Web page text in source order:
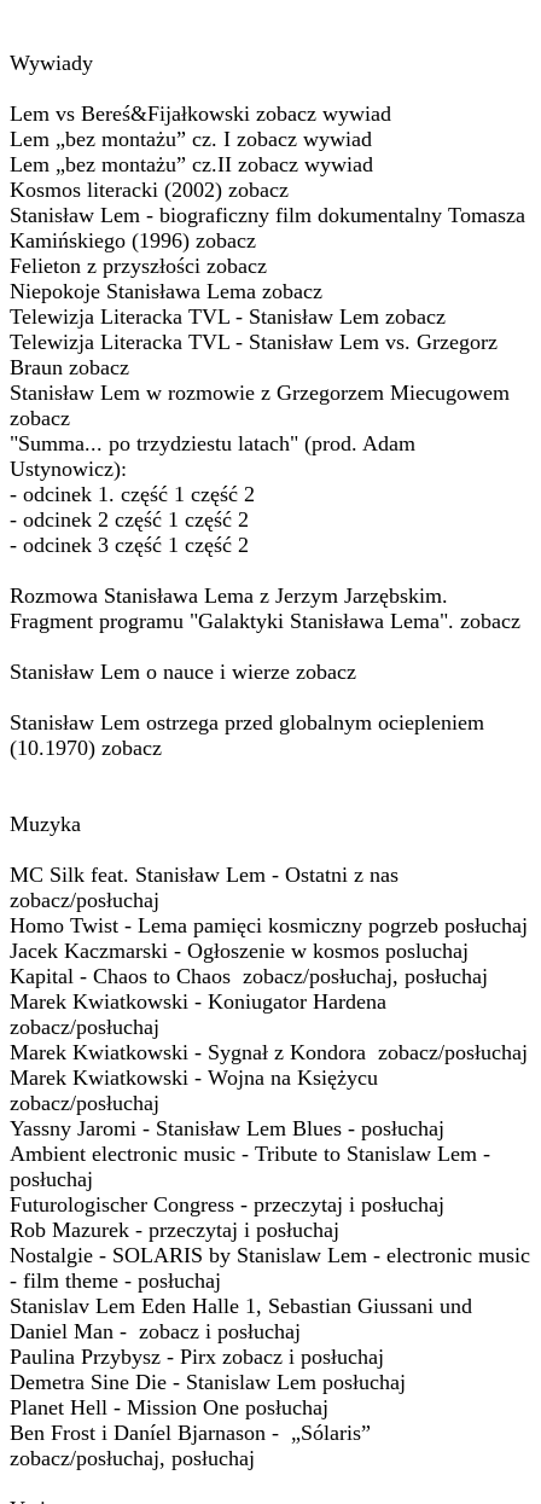
Wywiady
Lem vs Bereś&Fijałkowski zobacz wywiad
Lem „bez montażu” cz. I zobacz wywiad
Lem „bez montażu” cz.II zobacz wywiad
Kosmos literacki (2002) zobacz
Stanisław Lem - biograficzny film dokumentalny Tomasza
Kamińskiego (1996) zobacz
Felieton z przyszłości zobacz
Niepokoje Stanisława Lema zobacz
Telewizja Literacka TVL - Stanisław Lem zobacz
Telewizja Literacka TVL - Stanisław Lem vs. Grzegorz
Braun zobacz
Stanisław Lem w rozmowie z Grzegorzem Miecugowem
zobacz
"Summa... po trzydziestu latach" (prod. Adam
Ustynowicz):
- odcinek 1. część 1 część 2
- odcinek 2 część 1 część 2
- odcinek 3 część 1 część 2
Rozmowa Stanisława Lema z Jerzym Jarzębskim.
Fragment programu "Galaktyki Stanisława Lema". zobacz
Stanisław Lem o nauce i wierze zobacz
Stanisław Lem ostrzega przed globalnym ociepleniem
(10.1970) zobacz
Muzyka
MC Silk feat. Stanisław Lem - Ostatni z nas
zobacz/posłuchaj
Homo Twist - Lema pamięci kosmiczny pogrzeb posłuchaj
Jacek Kaczmarski - Ogłoszenie w kosmos posluchaj
Kapital - Chaos to Chaos zobacz/posłuchaj, posłuchaj
Marek Kwiatkowski - Koniugator Hardena
zobacz/posłuchaj
Marek Kwiatkowski - Sygnał z Kondora zobacz/posłuchaj
Marek Kwiatkowski - Wojna na Księżycu
zobacz/posłuchaj
Yassny Jaromi - Stanisław Lem Blues - posłuchaj
Ambient electronic music - Tribute to Stanislaw Lem -
posłuchaj
Futurologischer Congress - przeczytaj i posłuchaj
Rob Mazurek - przeczytaj i posłuchaj
Nostalgie - SOLARIS by Stanislaw Lem - electronic music
- film theme - posłuchaj
Stanislav Lem Eden Halle 1, Sebastian Giussani und
Daniel Man - zobacz i posłuchaj
Paulina Przybysz - Pirx zobacz i posłuchaj
Demetra Sine Die - Stanislaw Lem posłuchaj
Planet Hell - Mission One posłuchaj
Ben Frost i Daníel Bjarnason - „Sólaris”
zobacz/posłuchaj, posłuchaj